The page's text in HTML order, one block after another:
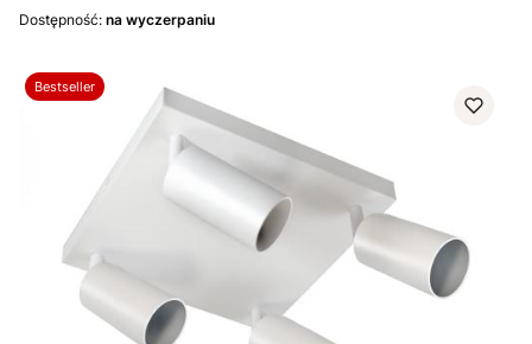
Dostępność: na wyczerpaniu
Bestseller